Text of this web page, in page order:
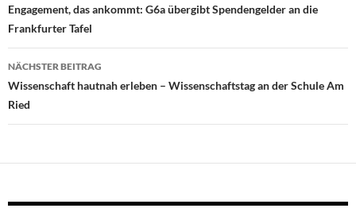
Engagement, das ankommt: G6a übergibt Spendengelder an die
Frankfurter Tafel
NÄCHSTER BEITRAG
Wissenschaft hautnah erleben – Wissenschaftstag an der Schule Am
Ried